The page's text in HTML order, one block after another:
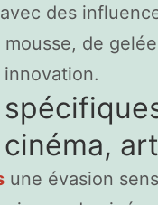
des
de
art
une évasion